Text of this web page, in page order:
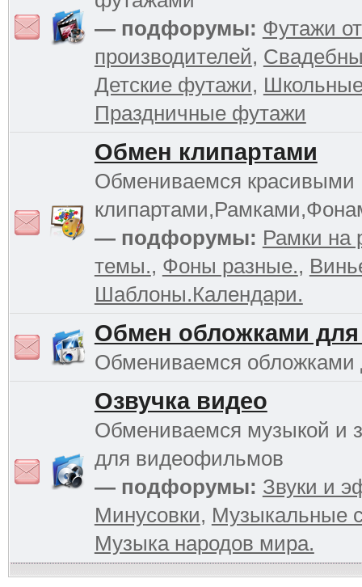
— подфорумы: Футажи от
производителей,
Детские футажи,
Праздничные футажи
Обмен клипартами
Обмениваемся красивыми
— подфорумы: Рамки на
темы., Фоны разные.,
Шаблоны.Календари.
Обмен обложками для
Обмениваемся обложками
Озвучка видео
Обмениваемся музыкой и
для видеофильмов
— подфорумы: Звуки и
Минусовки, Музыкальные
Музыка народов мира.